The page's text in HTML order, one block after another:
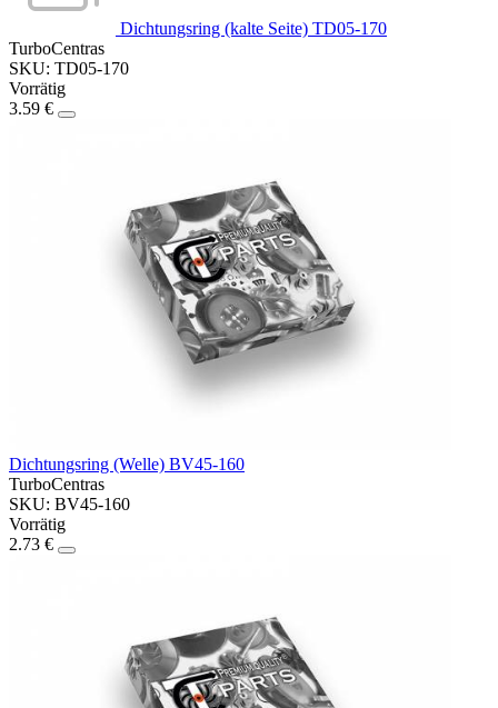
Dichtungsring (kalte Seite) TD05-170
TurboCentras
SKU: TD05-170
Vorrätig
3.59 €
Dichtungsring (Welle) BV45-160
TurboCentras
SKU: BV45-160
Vorrätig
2.73 €